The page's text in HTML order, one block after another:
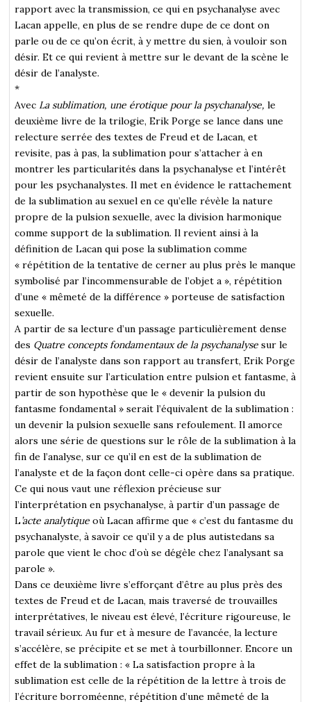
rapport avec la transmission, ce qui en psychanalyse avec
Lacan appelle, en plus de se rendre dupe de ce dont on
parle ou de ce qu’on écrit, à y mettre du sien, à vouloir son
désir. Et ce qui revient à mettre sur le devant de la scène le
désir de l’analyste.
*
Avec La sublimation, une érotique pour la psychanalyse,le
deuxième livre de la trilogie, Erik Porge se lance dans une
relecture serrée des textes de Freud et de Lacan, et
revisite, pas à pas, la sublimation pour s’attacher à en
montrer les particularités dans la psychanalyse et l’intérêt
pour les psychanalystes. Il met en évidence le rattachement
de la sublimation au sexuel en ce qu’elle révèle la nature
propre de la pulsion sexuelle, avec la division harmonique
comme support de la sublimation. Il revient ainsi à la
définition de Lacan qui pose la sublimation comme
« répétition de la tentative de cerner au plus près le manque
symbolisé par l’incommensurable de l’objet a », répétition
d’une « mêmeté de la différence » porteuse de satisfaction
sexuelle.
A partir de sa lecture d’un passage particulièrement dense
des Quatre concepts fondamentaux de la psychanalyse sur le
désir de l’analyste dans son rapport au transfert, Erik Porge
revient ensuite sur l’articulation entre pulsion et fantasme, à
partir de son hypothèse que le « devenir la pulsion du
fantasme fondamental » serait l’équivalent de la sublimation :
un devenir la pulsion sexuelle sans refoulement. Il amorce
alors une série de questions sur le rôle de la sublimation à la
fin de l’analyse, sur ce qu’il en est de la sublimation de
l’analyste et de la façon dont celle-ci opère dans sa pratique.
Ce qui nous vaut une réflexion précieuse sur
l’interprétation en psychanalyse, à partir d’un passage de
L’acte analytique où Lacan affirme que « c’est du fantasme du
psychanalyste, à savoir ce qu’il y a de plus autistedans sa
parole que vient le choc d’où se dégèle chez l’analysant sa
parole ».
Dans ce deuxième livre s’efforçant d’être au plus près des
textes de Freud et de Lacan, mais traversé de trouvailles
interprétatives, le niveau est élevé, l’écriture rigoureuse, le
travail sérieux. Au fur et à mesure de l’avancée, la lecture
s’accélère, se précipite et se met à tourbillonner. Encore un
effet de la sublimation : « La satisfaction propre à la
sublimation est celle de la répétition de la lettre à trois de
l’écriture borroméenne, répétition d’une mêmeté de la